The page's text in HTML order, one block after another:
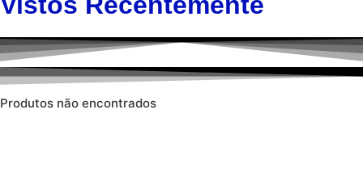
Produtos não encontrados